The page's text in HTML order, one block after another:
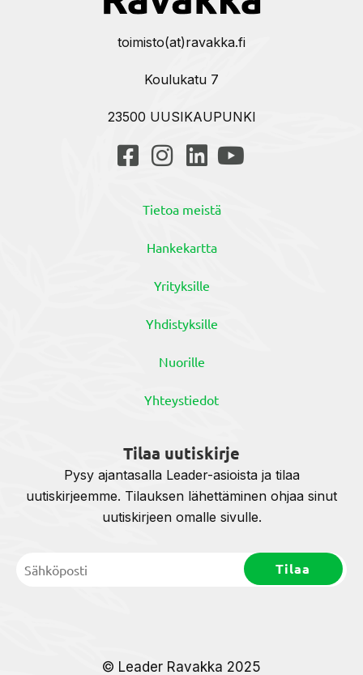
toimisto(at)ravakka.fi
Koulukatu 7
23500 UUSIKAUPUNKI
Tietoa meistä
Hankekartta
Yrityksille
Yhdistyksille
Nuorille
Yhteystiedot
Tilaa uutiskirje
Pysy ajantasalla Leader-asioista ja tilaa
uutiskirjeemme. Tilauksen lähettäminen ohjaa sinut
uutiskirjeen omalle sivulle.
© Leader Ravakka 2025